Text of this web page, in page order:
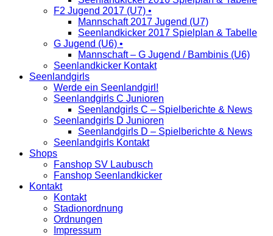
F2 Jugend 2017 (U7) •
Mannschaft 2017 Jugend (U7)
Seenlandkicker 2017 Spielplan & Tabelle
G Jugend (U6) •
Mannschaft – G Jugend / Bambinis (U6)
Seenlandkicker Kontakt
Seenlandgirls
Werde ein Seenlandgirl!
Seenlandgirls C Junioren
Seenlandgirls C – Spielberichte & News
Seenlandgirls D Junioren
Seenlandgirls D – Spielberichte & News
Seenlandgirls Kontakt
Shops
Fanshop SV Laubusch
Fanshop Seenlandkicker
Kontakt
Kontakt
Stadionordnung
Ordnungen
Impressum